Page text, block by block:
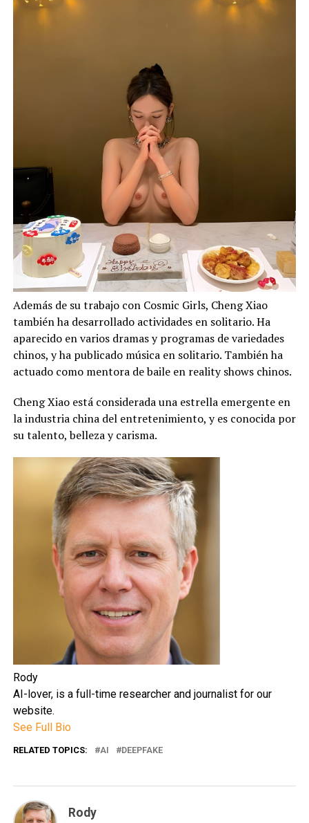
Además de su trabajo con Cosmic Girls, Cheng Xiao
también ha desarrollado actividades en solitario. Ha
aparecido en varios dramas y programas de variedades
chinos, y ha publicado música en solitario. También ha
actuado como mentora de baile en reality shows chinos.
Cheng Xiao está considerada una estrella emergente en
la industria china del entretenimiento, y es conocida por
su talento, belleza y carisma.
Rody
AI-lover, is a full-time researcher and journalist for our
website.
See Full Bio
RELATED TOPICS: AI DEEPFAKE
Rody